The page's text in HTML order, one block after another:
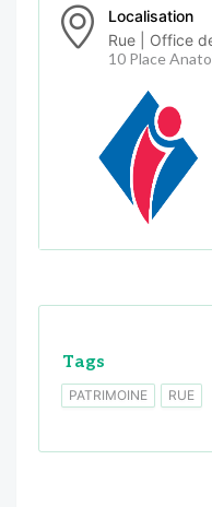
Localisation
Rue | Office
10 Place
Tags
PATRIMOINE RUE